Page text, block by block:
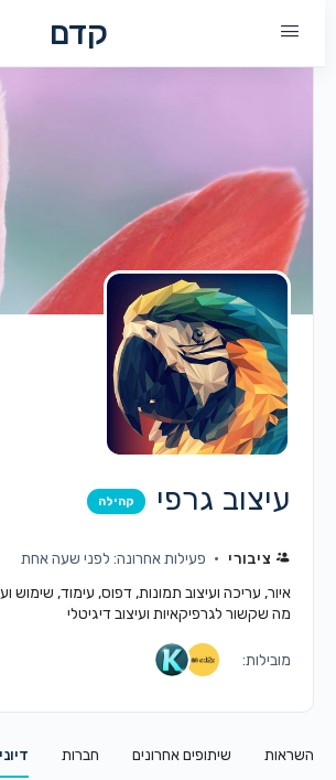
קדם
עיצוב גרפי קהילה
ציבורי
פעילות אחרונה: לפני שעה אחת
איור, עריכה ועיצוב תמונות, דפוס, עימוד, שימוש
מה שקשור לגרפיקאיות ועיצוב דיגיטלי
מובילות:
השראות שיתופים אחרונים חברות